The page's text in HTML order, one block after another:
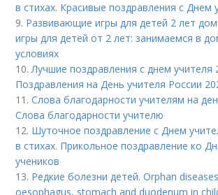
в стихах. Красивые поздравления с Днем
9. Развивающие игры для детей 2 лет
игры для детей от 2 лет: занимаемся в
условиях
10.Лучшие поздравления с днем учителя
Поздравления на День учителя России
11.Слова благодарности учителям на
Слова благодарности учителю
12. Шуточное поздравление с Днем
в стихах. Прикольное поздравление ко
учеников
13. Редкие болезни детей. Orphan
oesophagus, stomach and duodenum in